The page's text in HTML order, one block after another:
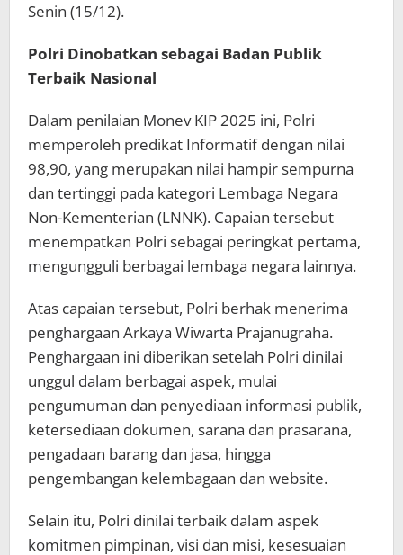
Senin (15/12).
Polri Dinobatkan sebagai Badan Publik
Terbaik Nasional
Dalam penilaian Monev KIP 2025 ini, Polri
memperoleh predikat Informatif dengan nilai
98,90, yang merupakan nilai hampir sempurna
dan tertinggi pada kategori Lembaga Negara
Non-Kementerian (LNNK). Capaian tersebut
menempatkan Polri sebagai peringkat pertama,
mengungguli berbagai lembaga negara lainnya.
Atas capaian tersebut, Polri berhak menerima
penghargaan Arkaya Wiwarta Prajanugraha.
Penghargaan ini diberikan setelah Polri dinilai
unggul dalam berbagai aspek, mulai
pengumuman dan penyediaan informasi publik,
ketersediaan dokumen, sarana dan prasarana,
pengadaan barang dan jasa, hingga
pengembangan kelembagaan dan website.
Selain itu, Polri dinilai terbaik dalam aspek
komitmen pimpinan, visi dan misi, kesesuaian